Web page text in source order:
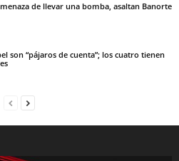
de llevar una bomba, asaltan Banorte
son “pájaros de cuenta”; los cuatro tienen